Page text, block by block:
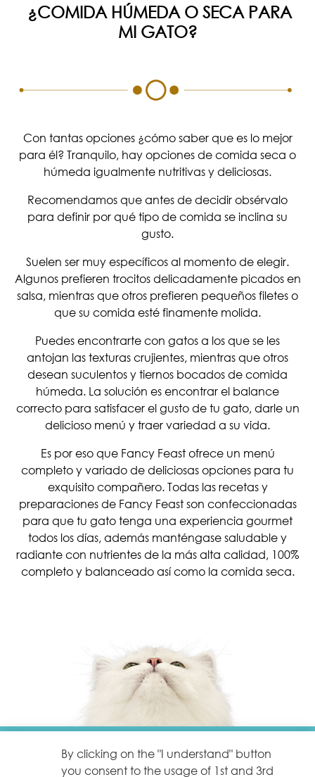
¿COMIDA HÚMEDA O SECA PARA
MI GATO?
Con tantas opciones ¿cómo saber que es lo mejor
para él? Tranquilo, hay opciones de comida seca o
húmeda igualmente nutritivas y deliciosas.
Recomendamos que antes de decidir obsérvalo
para definir por qué tipo de comida se inclina su
gusto.
Suelen ser muy específicos al momento de elegir.
Algunos prefieren trocitos delicadamente picados en
salsa, mientras que otros prefieren pequeños filetes o
que su comida esté finamente molida.
Puedes encontrarte con gatos a los que se les
antojan las texturas crujientes, mientras que otros
desean suculentos y tiernos bocados de comida
húmeda. La solución es encontrar el balance
correcto para satisfacer el gusto de tu gato, darle un
delicioso menú y traer variedad a su vida.
Es por eso que Fancy Feast ofrece un menú
completo y variado de deliciosas opciones para tu
exquisito compañero. Todas las recetas y
preparaciones de Fancy Feast son confeccionadas
para que tu gato tenga una experiencia gourmet
todos los días, además manténgase saludable y
radiante con nutrientes de la más alta calidad, 100%
completo y balanceado así como la comida seca.
Menu Footer Fancy Feast
Contact
By clicking on the "I understand" button
you consent to the usage of 1st and 3rd